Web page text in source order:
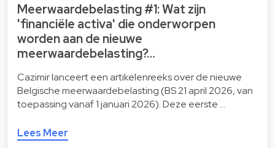
Meerwaardebelasting #1: Wat zijn
'financiële activa' die onderworpen
worden aan de nieuwe
meerwaardebelasting?…
Cazimir lanceert een artikelenreeks over de nieuwe
Belgische meerwaardebelasting (BS 21 april 2026, van
toepassing vanaf 1 januari 2026). Deze eerste …
Lees Meer